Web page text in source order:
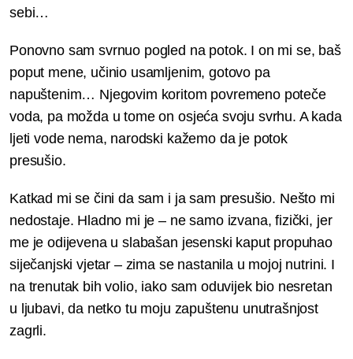
sebi…
Ponovno sam svrnuo pogled na potok. I on mi se, baš
poput mene, učinio usamljenim, gotovo pa
napuštenim… Njegovim koritom povremeno poteče
voda, pa možda u tome on osjeća svoju svrhu. A kada
ljeti vode nema, narodski kažemo da je potok
presušio.
Katkad mi se čini da sam i ja sam presušio. Nešto mi
nedostaje. Hladno mi je – ne samo izvana, fizički, jer
me je odijevena u slabašan jesenski kaput propuhao
siječanjski vjetar – zima se nastanila u mojoj nutrini. I
na trenutak bih volio, iako sam oduvijek bio nesretan
u ljubavi, da netko tu moju zapuštenu unutrašnjost
zagrli.